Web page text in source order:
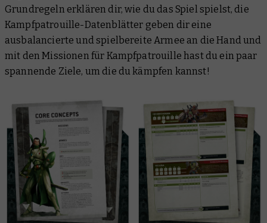
Grundregeln erklären dir, wie du das Spiel spielst, die
Kampfpatrouille-Datenblätter geben dir eine
ausbalancierte und spielbereite Armee an die Hand und
mit den Missionen für Kampfpatrouille hast du ein paar
spannende Ziele, um die du kämpfen kannst!